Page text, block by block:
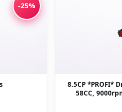
-25%
8.5CP *PROFI*
58CC,